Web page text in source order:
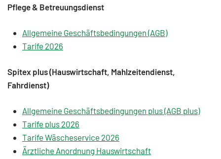
Pflege & Betreuungsdienst
Allgemeine Geschäftsbedingungen (AGB)
Tarife 2026
Spitex plus (Hauswirtschaft, Mahlzeitendienst,
Fahrdienst)
Allgemeine Geschäftsbedingungen plus (AGB plus)
Tarife plus 2026
Tarife Wäscheservice 2026
Ärztliche Anordnung Hauswirtschaft